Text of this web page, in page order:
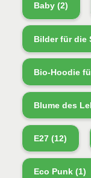
Baby (2)
Bilder für die
Bio-Hoodie
Blume des
E27 (12)
Eco Punk (1)